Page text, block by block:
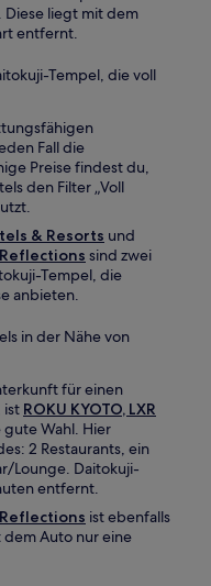
. Diese liegt mit dem
entfernt.
Tempel, die voll
Fall die
Preise findest du,
den Filter „Voll
& Resorts und
sind zwei
Tempel, die
anbieten.
in der Nähe von
für einen
ist ROKU KYOTO, LXR
gute Wahl. Hier
2 Restaurants, ein
Lounge. Daitokuji-
entfernt.
ist ebenfalls
Auto nur eine